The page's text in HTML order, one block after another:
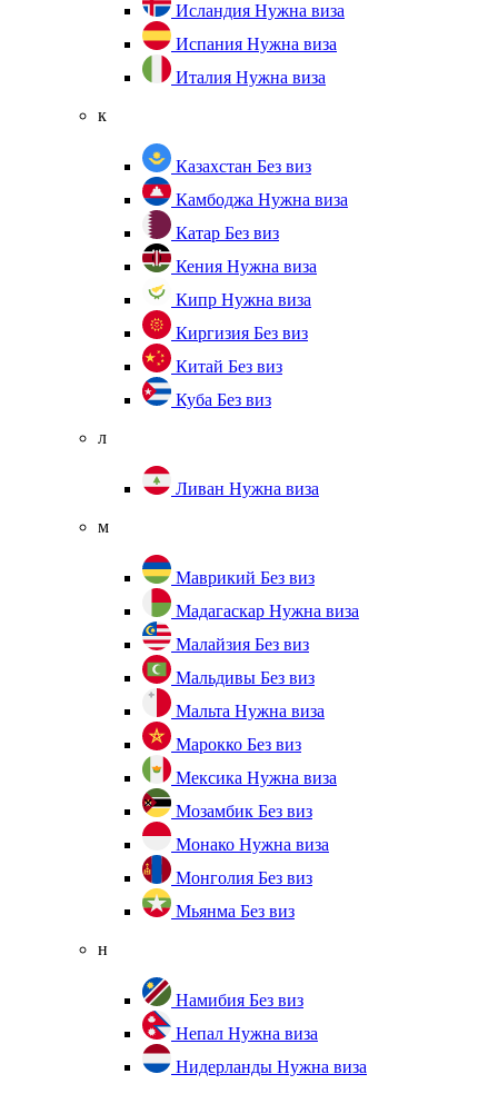
Исландия Нужна виза
Испания Нужна виза
Италия Нужна виза
к
Казахстан Без виз
Камбоджа Нужна виза
Катар Без виз
Кения Нужна виза
Кипр Нужна виза
Киргизия Без виз
Китай Без виз
Куба Без виз
л
Ливан Нужна виза
м
Маврикий Без виз
Мадагаскар Нужна виза
Малайзия Без виз
Мальдивы Без виз
Мальта Нужна виза
Марокко Без виз
Мексика Нужна виза
Мозамбик Без виз
Монако Нужна виза
Монголия Без виз
Мьянма Без виз
н
Намибия Без виз
Непал Нужна виза
Нидерланды Нужна виза